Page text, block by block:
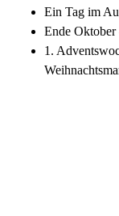
Ein Tag im
Ende Oktober
1.